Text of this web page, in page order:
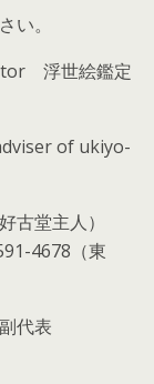
い。
浮世絵鑑定
of ukiyo-
古堂主人）
4678（東
・副代表